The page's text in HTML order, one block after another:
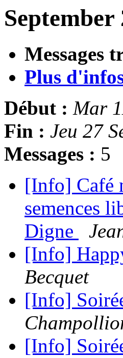
Messages
Plus
Début : Mar
Fin : Jeu 27
Messages : 5
[Info] Café
semences
Digne
[Info]
Becquet
[Info]
[Info]